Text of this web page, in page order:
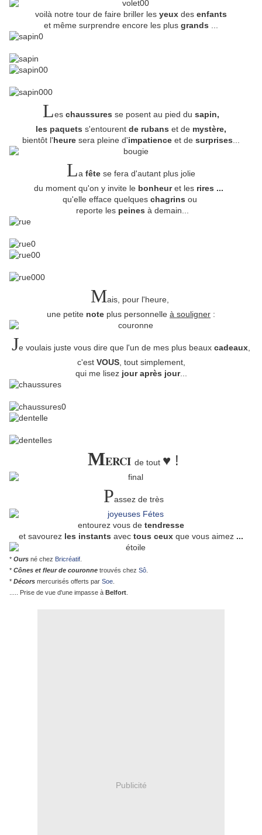
voilà notre tour de faire briller les yeux des enfants
et même surprendre encore les plus grands
Les chaussures se posent au pied du sapin,
les paquets s'entourent de rubans et de mystère,
bientôt l'heure sera pleine d'impatience et de surprises
La fête se fera d'autant plus jolie
du moment qu'on y invite le bonheuret les rires ...
qu'elle efface quelques chagrins ou
reporte les peines à demain...
Mais, pour l'heure,
une petite note plus personnelle à souligner :
Je voulais juste vous dire que l'un de mes plus beaux cadeaux
c'est VOUS, tout simplement,
qui me lisezjour après jour...
MERCI de tout ♥ !
Passez de très
entourez vous de tendresse
et savourez les instants avec tous ceux que vous aimez ...
* Ours né chez Bricréatif
* Cônes et fleur de couronne trouvés chez Sô
* Décors mercurisés offerts par Soe
..... Prise de vue d'une impasse à Belfort
Publicité